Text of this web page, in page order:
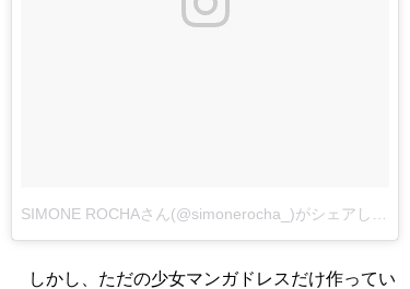
しかし、ただの少女マンガドレスだけ作ってい